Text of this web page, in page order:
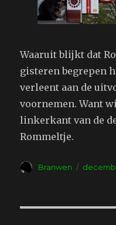
Waaruit blijkt dat
gisteren begrepen
verleent aan de
voornemen. Want
linkerkant van de
Rommeltje.
Auteur
Branwen